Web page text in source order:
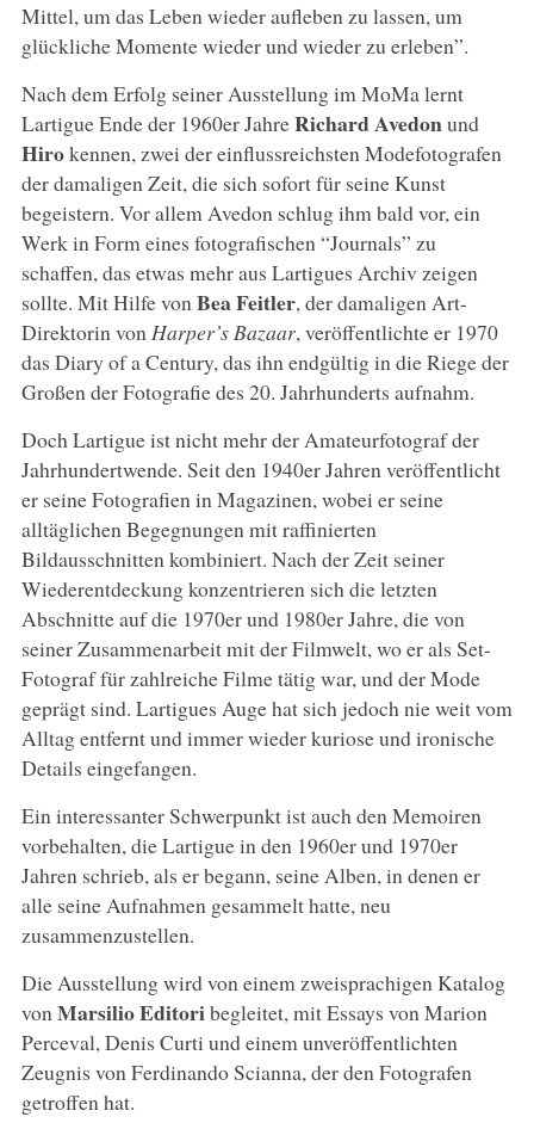
Mittel, um das Leben wieder aufleben zu lassen, um
glückliche Momente wieder und wieder zu erleben”.
Nach dem Erfolg seiner Ausstellung im MoMa lernt
Lartigue Ende der 1960er JahreRichard Avedonund
Hirokennen, zwei der einflussreichsten Modefotografen
der damaligen Zeit, die sich sofort für seine Kunst
begeistern. Vor allem Avedon schlug ihm bald vor, ein
Werk in Form eines fotografischen “Journals” zu
schaffen, das etwas mehr aus Lartigues Archiv zeigen
sollte. Mit Hilfe von Bea Feitler, der damaligen Art-
Direktorin von Harper’s Bazaar, veröffentlichte er 1970
das Diary of a Century, das ihn endgültig in die Riege der
Großen der Fotografie des 20. Jahrhunderts aufnahm.
Doch Lartigue ist nicht mehr der Amateurfotograf der
Jahrhundertwende. Seit den 1940er Jahren veröffentlicht
er seine Fotografien in Magazinen, wobei er seine
alltäglichen Begegnungen mit raffinierten
Bildausschnitten kombiniert. Nach der Zeit seiner
Wiederentdeckung konzentrieren sich die letzten
Abschnitte auf die 1970er und 1980er Jahre, die von
seiner Zusammenarbeit mit der Filmwelt, wo er als Set-
Fotograf für zahlreiche Filme tätig war, und der Mode
geprägt sind. Lartigues Auge hat sich jedoch nie weit vom
Alltag entfernt und immer wieder kuriose und ironische
Details eingefangen.
Ein interessanter Schwerpunkt ist auch den Memoiren
vorbehalten, die Lartigue in den 1960er und 1970er
Jahren schrieb, als er begann, seine Alben, in denen er
alle seine Aufnahmen gesammelt hatte, neu
zusammenzustellen.
Die Ausstellung wird von einem zweisprachigen Katalog
von Marsilio Editoribegleitet, mit Essays von Marion
Perceval, Denis Curti und einem unveröffentlichten
Zeugnis von Ferdinando Scianna, der den Fotografen
getroffen hat.